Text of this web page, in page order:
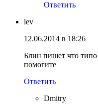
Ответить
lev
12.06.2014 в 18:26
Блин пишет что типо
помогите
Ответить
Dmitry